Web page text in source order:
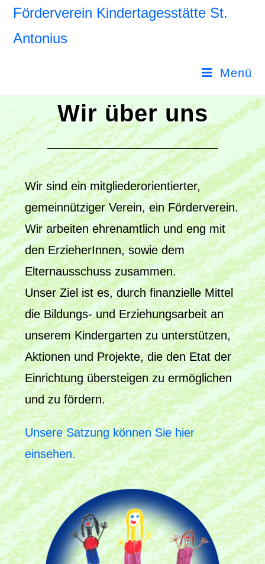
Förderverein Kindertagesstätte St.
Antonius
Menü
Wir über uns
Wir sind ein mitgliederorientierter,
gemeinnütziger Verein, ein Förderverein.
Wir arbeiten ehrenamtlich und eng mit
den ErzieherInnen, sowie dem
Elternausschuss zusammen.
Unser Ziel ist es, durch finanzielle Mittel
die Bildungs- und Erziehungsarbeit an
unserem Kindergarten zu unterstützen,
Aktionen und Projekte, die den Etat der
Einrichtung übersteigen zu ermöglichen
und zu fördern.
Unsere Satzung können Sie hier
einsehen.